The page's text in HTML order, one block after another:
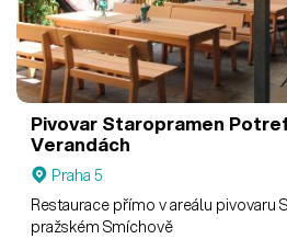
Pivovar Staropramen
Verandách
Praha 5
Restaurace přímo v areálu pivovaru
pražském Smíchově